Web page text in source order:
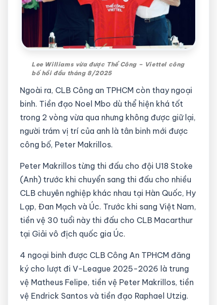
Lee Williams vừa được Thể Công – Viettel công
bố hồi đầu tháng 8/2025
Ngoài ra, CLB Công an TPHCM còn thay ngoại
binh. Tiền đạo Noel Mbo dù thể hiện khá tốt
trong 2 vòng vừa qua nhưng không được giữ lại,
người trám vị trí của anh là tân binh mới được
công bố, Peter Makrillos.
Peter Makrillos từng thi đấu cho đội U18 Stoke
(Anh) trước khi chuyển sang thi đấu cho nhiều
CLB chuyên nghiệp khác nhau tại Hàn Quốc, Hy
Lạp, Đan Mạch và Úc. Trước khi sang Việt Nam,
tiền vệ 30 tuổi này thi đấu cho CLB Macarthur
tại Giải vô địch quốc gia Úc.
4 ngoại binh được CLB Công An TPHCM đăng
ký cho lượt đi V-League 2025-2026 là trung
vệ Matheus Felipe, tiền vệ Peter Makrillos, tiền
vệ Endrick Santos và tiền đạo Raphael Utzig.